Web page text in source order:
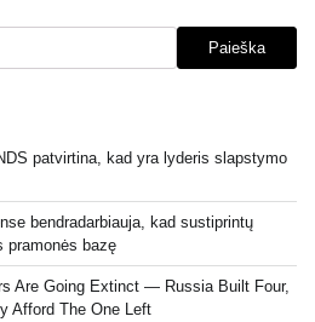
Paieška
patvirtina, kad yra lyderis slapstymo
bendradarbiauja, kad sustiprintų
pramonės bazę
Are Going Extinct — Russia Built Four,
Afford The One Left